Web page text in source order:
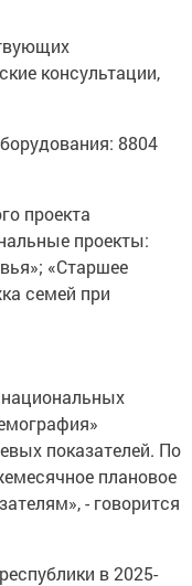
консультации,
8804
проекта
проекты:
«Старшее
семей при
показателей. По
плановое
- говорится
в 2025-